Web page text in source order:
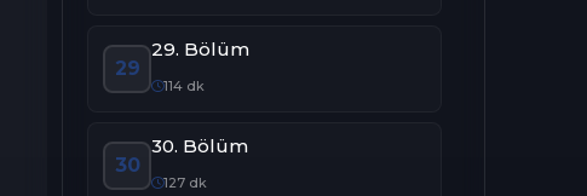
29
29. Bölüm
114 dk
30
30. Bölüm
127 dk